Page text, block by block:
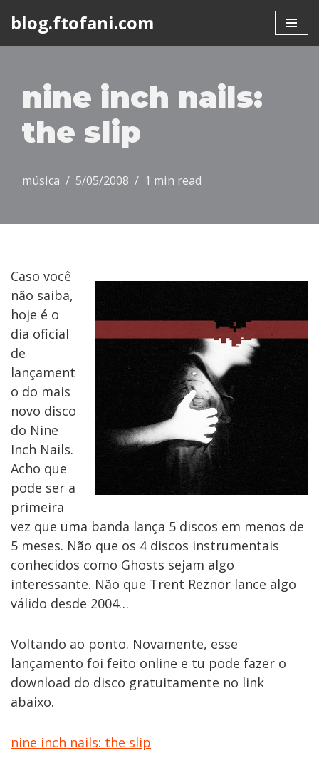
blog.ftofani.com
nine inch nails:
the slip
música 5/05/2008 1 min read
Caso você
não saiba,
hoje é o
dia oficial
de
lançament
o do mais
novo disco
do Nine
Inch Nails.
Acho que
pode ser a
primeira
vez que uma banda lança 5 discos em menos de
5 meses. Não que os 4 discos instrumentais
conhecidos como Ghosts sejam algo
interessante. Não que Trent Reznor lance algo
válido desde 2004…
Voltando ao ponto. Novamente, esse
lançamento foi feito online e tu pode fazer o
download do disco gratuitamente no link
abaixo.
nine inch nails: the slip